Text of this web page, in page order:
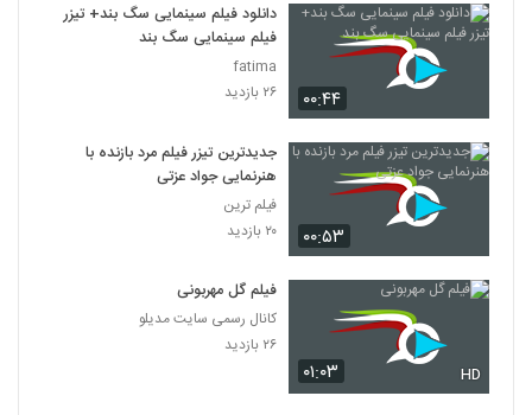
دانلود فیلم این زن ها ساخته عباس رزیجی
۳,۲۰۰ بازدید
دانلود فیلم ایرانی کلاغ پر
10
دانلود فیلم چراغی در مه به کارگردانی پناه بر خدا
دانلود فیلم بیتابی بیتا
۵,۸۵۶ بازدید
۰۰:۴۴
دانلود فیلم سینمایی سگ بند+ تیزر
فیلم سینمایی سگ بند
fatima
۲۶ بازدید
۰۰:۵۳
جدیدترین تیزر فیلم مرد بازنده با
هنرنمایی جواد عزتی
فیلم ترین
۲۰ بازدید
۰۱:۰۳ HD
فیلم گل مهربونی
کانال رسمی سایت مدیلو
۲۶ بازدید